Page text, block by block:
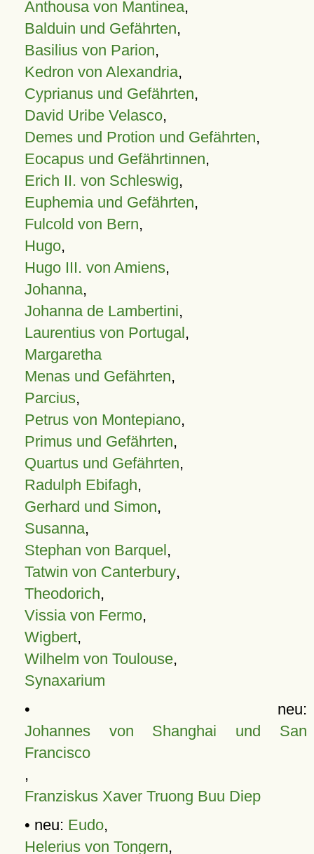
Anthousa von Mantinea,
Balduin und Gefährten,
Basilius von Parion,
Kedron von Alexandria,
Cyprianus und Gefährten,
David Uribe Velasco,
Demes und Protion und Gefährten,
Eocapus und Gefährtinnen,
Erich II. von Schleswig,
Euphemia und Gefährten,
Fulcold von Bern,
Hugo,
Hugo III. von Amiens,
Johanna,
Johanna de Lambertini,
Laurentius von Portugal,
Margaretha
Menas und Gefährten,
Parcius,
Petrus von Montepiano,
Primus und Gefährten,
Quartus und Gefährten,
Radulph Ebifagh,
Gerhard und Simon,
Susanna,
Stephan von Barquel,
Tatwin von Canterbury,
Theodorich,
Vissia von Fermo,
Wigbert,
Wilhelm von Toulouse,
Synaxarium
• neu:
Johannes von Shanghai und San
Francisco
,
Franziskus Xaver Truong Buu Diep
• neu: Eudo,
Helerius von Tongern,